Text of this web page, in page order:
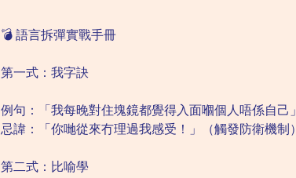
💣 語言拆彈實戰手冊
第一式：我字訣
例句：「我每晚對住塊鏡都覺得入面嗰個人唔係自己」
忌諱：「你哋從來冇理過我感受！」（觸發防衛機制）
第二式：比喻學